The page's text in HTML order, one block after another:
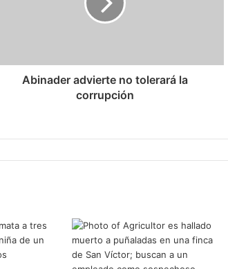
Abinader advierte no tolerará la
corrupción